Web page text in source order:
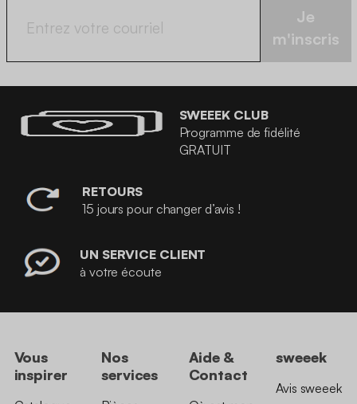
Je
m'inscris
SWEEEK CLUB
Programme de fidélité
GRATUIT
RETOURS
15 jours pour changer d’avis !
UN SERVICE CLIENT
à votre écoute
Vous
inspirer
Nos
services
Aide &
Contact
sweeek
Avis sweeek